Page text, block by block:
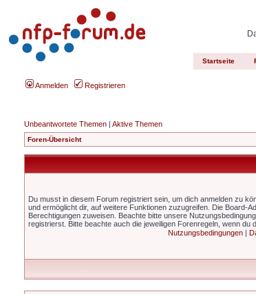
Startseite
Anmelden Registrieren
Unbeantwortete Themen | Aktive Themen
Foren-Übersicht
Du musst in diesem Forum registriert sein, um dich anmelden zu
und ermöglicht dir, auf weitere Funktionen zuzugreifen. Die Board-
Berechtigungen zuweisen. Beachte bitte unsere
registrierst. Bitte beachte auch die jeweiligen Forenregeln, wenn du
Nutzungsbedingungen |